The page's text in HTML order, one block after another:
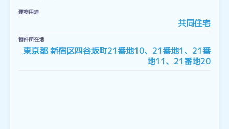
建物用途
共同住宅
物件所在地
東京都 新宿区四谷坂町21番地10、21番地1、21番
地11、21番地20